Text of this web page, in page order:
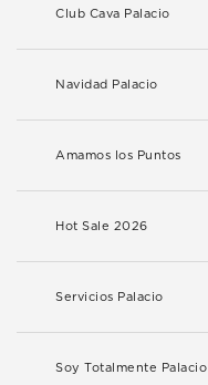
Club Cava Palacio
Navidad Palacio
Amamos los Puntos
Hot Sale 2026
Servicios Palacio
Soy Totalmente Palacio